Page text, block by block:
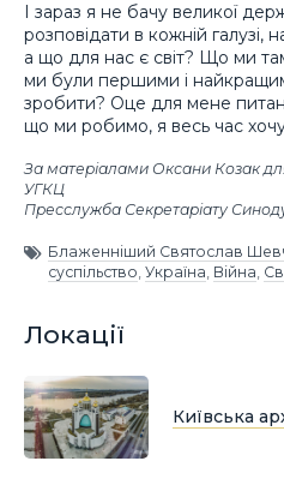
І зараз я не бачу великої
розповідати в кожній
а що для нас є світ? Що ми
ми були першими і
зробити? Оце для мене
що ми робимо, я весь час хочу
За матеріалами Оксани Козак
УГКЦ
Пресслужба Секретаріату
Блаженніший Святослав
суспільство Україна Війна
Локації
Київська